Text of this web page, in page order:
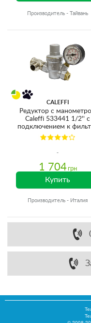
Производитель - Тайвань
CALEFFI
Редуктор с
Caleffi 533441 1/2'' с
подключением к
1 704 грн
Купить
Производитель - Италия